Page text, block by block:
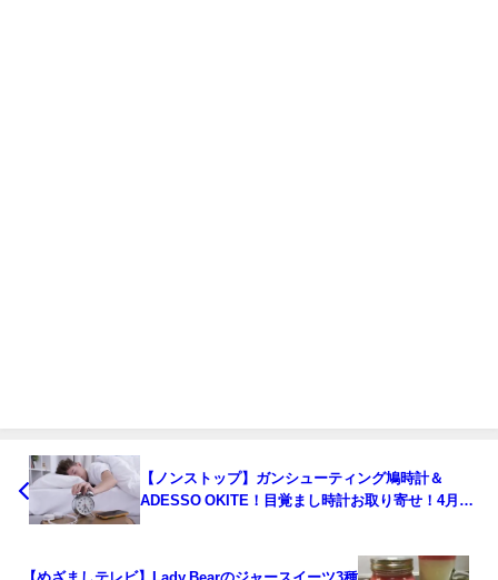
【ノンストップ】ガンシューティング鳩時計＆
ADESSO OKITE！目覚まし時計お取り寄せ！4月27